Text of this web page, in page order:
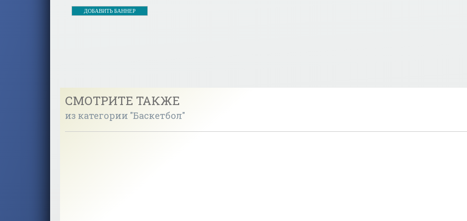
ДОБАВИТЬ БАННЕР
СМОТРИТЕ ТАКЖЕ
из категории "Баскетбол"